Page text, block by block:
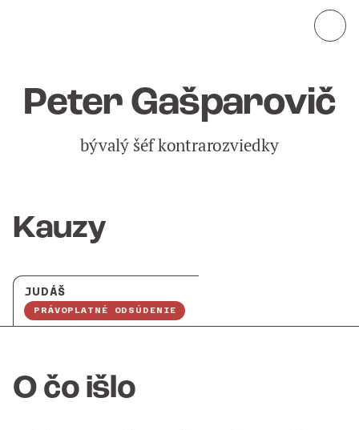
Peter Gašparovič
bývalý šéf kontrarozviedky
Kauzy
JUDÁŠ
PRÁVOPLATNÉ ODSÚDENIE
O čo išlo